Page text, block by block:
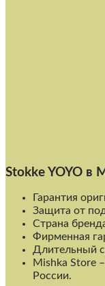
Stokke YOYO в
Гарантия
Защита от
Страна
Фирменная
Длительный
Mishka Store
России.